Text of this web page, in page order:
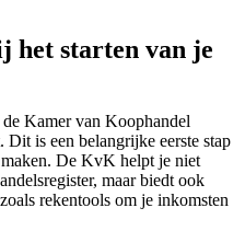
het starten van je
Kamer van Koophandel
is een belangrijke eerste stap
De KvK helpt je niet
maar biedt ook
rekentools om je inkomsten